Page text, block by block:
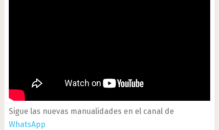
Sigue las nuevas manualidades en el canal de
WhatsApp